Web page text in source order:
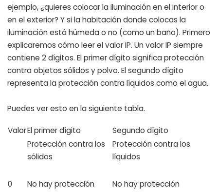
ejemplo, ¿quieres colocar la iluminación en el interior o
en el exterior? Y si la habitación donde colocas la
iluminación está húmeda o no (como un baño). Primero
explicaremos cómo leer el valor IP. Un valor IP siempre
contiene 2 dígitos. El primer dígito significa protección
contra objetos sólidos y polvo. El segundo dígito
representa la protección contra líquidos como el agua.
Puedes ver esto en la siguiente tabla.
ValorEl primer dígito
Segundo dígito
Protección contra los
sólidos
Protección contra los
líquidos
0 No hay protección No hay protección